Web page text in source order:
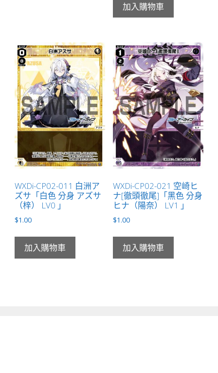
加入購物車
WXDi-CP02-011 白洲ア
ズサ「白色 分身 アズサ
（梓） LV0 」
$1.00
加入購物車
WXDi-CP02-021 空崎ヒ
ナ[徹頭徹尾]「黑色 分身
ヒナ（陽奈） LV1 」
$1.00
加入購物車